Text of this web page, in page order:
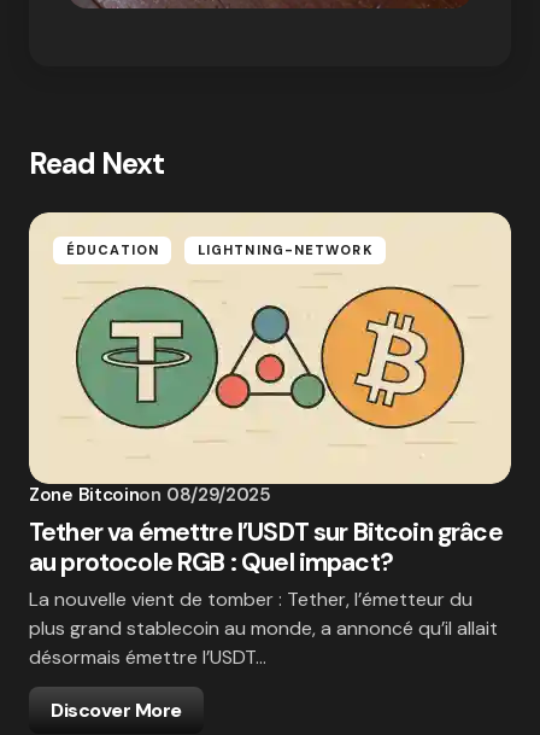
Read Next
ÉDUCATION LIGHTNING-NETWORK
Zone Bitcoinon 08/29/2025
Tether va émettre l’USDT sur Bitcoin grâce
au protocole RGB : Quel impact?
La nouvelle vient de tomber : Tether, l’émetteur du
plus grand stablecoin au monde, a annoncé qu’il allait
désormais émettre l’USDT…
Discover More